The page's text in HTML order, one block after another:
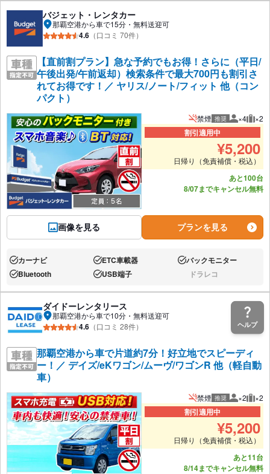
バジェット・レンタカー
那覇空港から車で15分・無料送迎可
4.6 （口コミ 70件）
【直前割プラン】急な予約でもお得！さらに（平日/
午後出発/午前返却）検索条件で最大700円も割引さ
れてお得です！／ ヤリス/ノート/フィット 他（コン
パクト）
画像を見る
禁煙 推奨 推奨人数
×4 推
×2
割引適用中
¥5,200
日帰り（免責補償・税込）
あと100台
8/07までキャンセル無料
プランを見る
あり:カーナビ あり:ETC車載器 あり:バックモニター
あり:Bluetooth あり:USB端子 なし:ドラレコ
ダイドーレンタリース
那覇空港から車で10分・無料送迎可
4.6 （口コミ 28件）
那覇空港から車で片道約7分！好立地でスピーディ
ー！／ デイズ/eKワゴン/ムーヴ/ワゴンR 他（軽自動
車）
禁煙 推奨 推奨人数
×2 推
×2
割引適用中
¥5,200
日帰り（免責補償・税込）
あと11台
8/14までキャンセル無料
ヘルプ